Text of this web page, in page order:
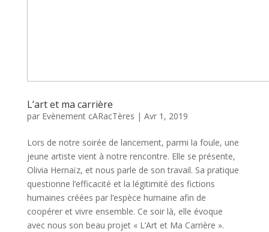
L’art et ma carrière
par Evènement cARacTères | Avr 1, 2019
Lors de notre soirée de lancement, parmi la foule, une
jeune artiste vient à notre rencontre. Elle se présente,
Olivia Hernaïz, et nous parle de son travail. Sa pratique
questionne l’efficacité et la légitimité des fictions
humaines créées par l’espèce humaine afin de
coopérer et vivre ensemble. Ce soir là, elle évoque
avec nous son beau projet « L’Art et Ma Carrière ».